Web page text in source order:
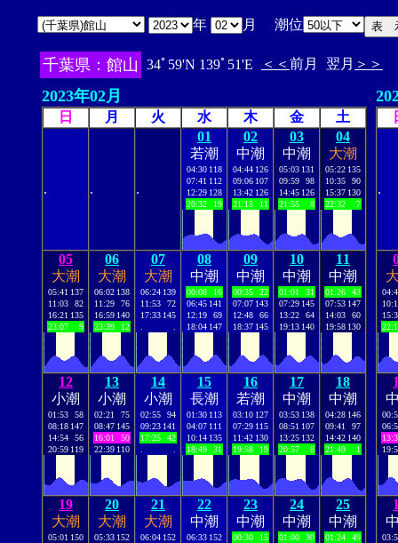
年 月 潮位
千葉県：館山 34ﾟ59'N 139ﾟ51'E ＜＜ 前月 翌月 ＞＞
2023年02月
日 月 火 水 木 金 土
. . .
01
若潮
04:30 118
07:41 112
12:29 128
20:32
19
02
中潮
04:44 126
09:06 107
13:42 126
21:15
11
03
中潮
05:03 131
09:59
98
14:45 126
21:55
8
04
大潮
05:22 135
10:35
90
15:37 130
22:32
7
05
大潮
05:41 137
11:03
82
16:21 135
23:07
9
06
大潮
06:02 138
11:29
76
16:59 140
23:39
12
07
大潮
06:24 139
11:53
72
17:33 145
08
中潮
00:08
16
06:45 141
12:19
69
18:04 147
09
中潮
00:35
22
07:07 143
12:48
66
18:37 145
10
中潮
01:01
31
07:29 145
13:22
64
19:13 140
11
中潮
01:26
43
07:53 147
14:03
60
19:58 130
12
小潮
01:53
58
08:18 147
14:54
56
20:59 119
13
小潮
02:21
75
08:47 145
16:01
50
22:39 110
14
小潮
02:55
94
09:23 141
17:25
42
15
長潮
01:30 113
04:07 111
10:14 135
18:49
31
16
若潮
03:10 127
07:29 115
11:42 130
19:58
19
17
中潮
03:53 138
08:51 107
13:25 132
20:57
8
18
中潮
04:28 146
09:41
97
14:42 140
21:49
1
19
大潮
05:01 150
20
大潮
05:33 152
21
大潮
06:04 152
22
中潮
06:33 152
23
中潮
00:30
15
24
中潮
01:00
30
25
中潮
01:24
49
.